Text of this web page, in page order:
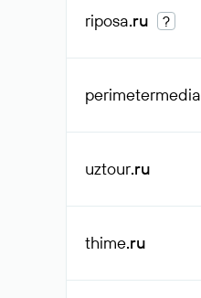
riposa.ru ?
perimetermedia
uztour.ru
thime.ru